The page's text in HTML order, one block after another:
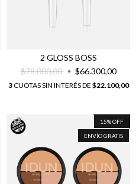
2 GLOSS BOSS
$78.000,00
$66.300,00
3CUOTAS SIN INTERÉS DE $22.100,00
15%OFF
ENVÍO GRATIS